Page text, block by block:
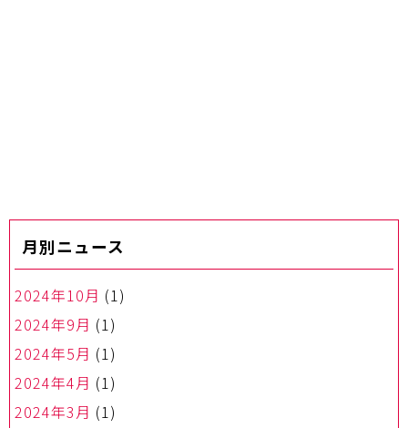
月別ニュース
2024年10月 (1)
2024年9月 (1)
2024年5月 (1)
2024年4月 (1)
2024年3月 (1)